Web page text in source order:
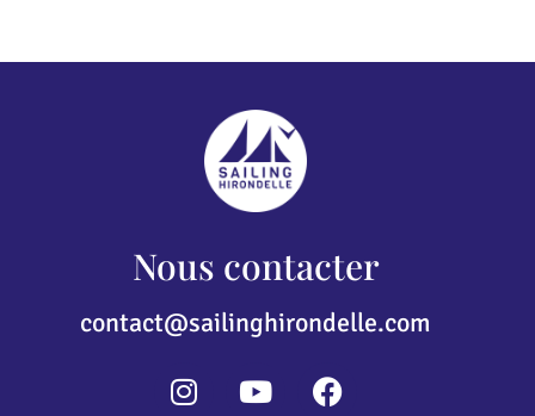
Nous contacter
contact@sailinghirondelle.com